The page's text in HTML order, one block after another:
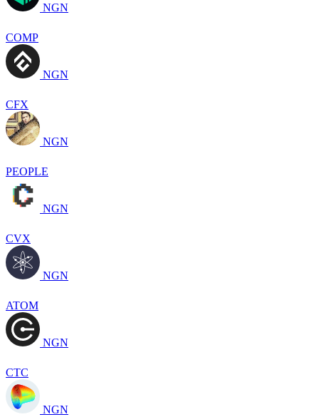
NGN
COMP
NGN
CFX
NGN
PEOPLE
NGN
CVX
NGN
ATOM
NGN
CTC
NGN